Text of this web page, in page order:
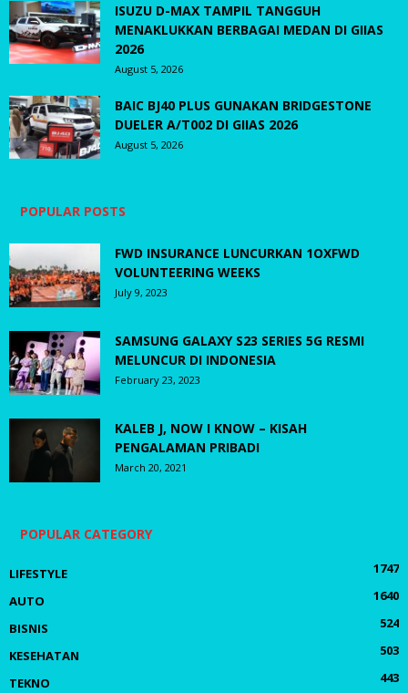
ISUZU D-MAX TAMPIL TANGGUH
MENAKLUKKAN BERBAGAI MEDAN DI GIIAS
2026
August 5, 2026
BAIC BJ40 PLUS GUNAKAN BRIDGESTONE
DUELER A/T002 DI GIIAS 2026
August 5, 2026
POPULAR POSTS
FWD INSURANCE LUNCURKAN 1OXFWD
VOLUNTEERING WEEKS
July 9, 2023
SAMSUNG GALAXY S23 SERIES 5G RESMI
MELUNCUR DI INDONESIA
February 23, 2023
KALEB J, NOW I KNOW – KISAH
PENGALAMAN PRIBADI
March 20, 2021
POPULAR CATEGORY
LIFESTYLE
1747
AUTO
1640
BISNIS
524
KESEHATAN
503
TEKNO
443